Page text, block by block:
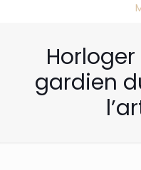
gardien